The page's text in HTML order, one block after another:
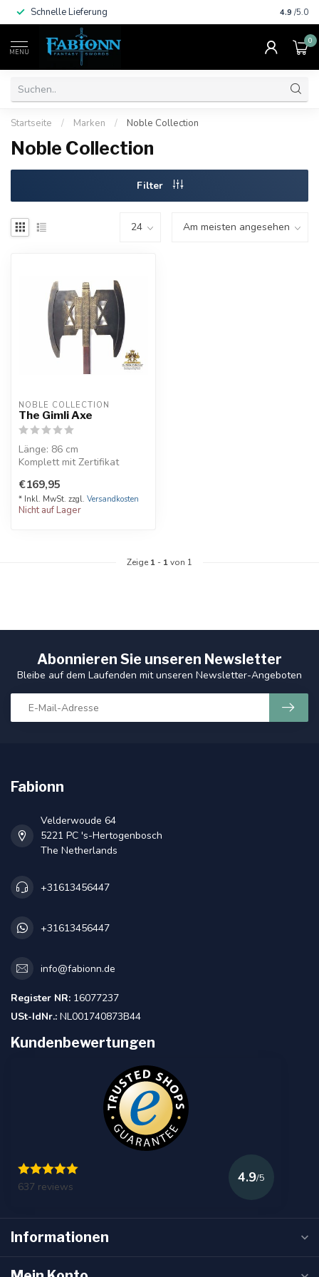
Schnelle Lieferung Viele
4.9 /5.0
MENU
0
Startseite / Marken / Noble Collection
Noble Collection
Filter
NOBLE COLLECTION
The Gimli Axe
Länge: 86 cm
Komplett mit Zertifikat
€169,95
* Inkl. MwSt. zzgl. Versandkosten
Nicht auf Lager
Zeige 1 - 1von 1
Abonnieren Sie unseren Newsletter
Bleibe auf dem Laufenden mit unseren Newsletter-Angeboten
Fabionn
Velderwoude 64
5221 PC 's-Hertogenbosch
The Netherlands
+31613456447
+31613456447
info@fabionn.de
Register NR: 16077237
USt-IdNr.: NL001740873B44
Kundenbewertungen
637 reviews
4.9/5
Informationen